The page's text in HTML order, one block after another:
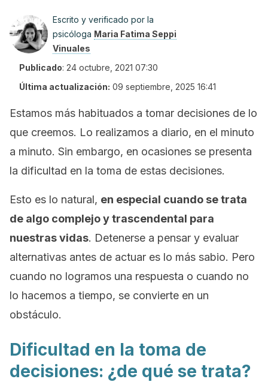
Escrito y verificado por la
psicóloga Maria Fatima Seppi
Vinuales
Publicado: 24 octubre, 2021 07:30
Última actualización: 09 septiembre, 2025 16:41
Estamos más habituados a tomar decisiones de lo
que creemos. Lo realizamos a diario, en el minuto
a minuto. Sin embargo, en ocasiones se presenta
la dificultad en la toma de estas decisiones.
Esto es lo natural, en especial cuando se trata
de algo complejo y trascendental para
nuestras vidas. Detenerse a pensar y evaluar
alternativas antes de actuar es lo más sabio. Pero
cuando no logramos una respuesta o cuando no
lo hacemos a tiempo, se convierte en un
obstáculo.
Dificultad en la toma de
decisiones: ¿de qué se trata?